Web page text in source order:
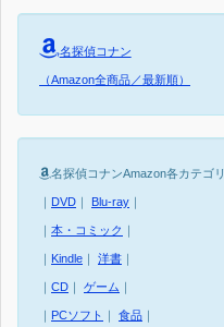
名探偵コナン
（Amazon全商品／最新順）
名探偵コナンAmazon各カテゴリ
｜ DVD ｜ Blu-ray ｜
｜ 本・コミック ｜
｜ Kindle ｜ 洋書 ｜
｜ CD ｜ ゲーム ｜
｜ PCソフト ｜ 食品 ｜